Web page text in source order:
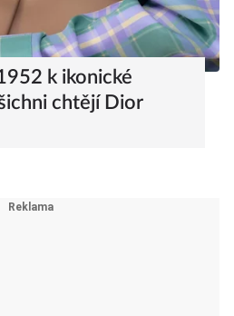
k ikonické
chtějí Dior